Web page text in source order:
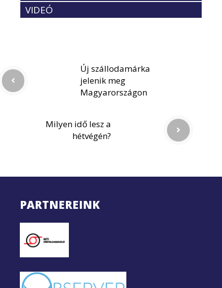
VIDEÓ
Új szállodamárka
jelenik meg
Magyarországon
Milyen idő lesz a
hétvégén?
PARTNEREINK